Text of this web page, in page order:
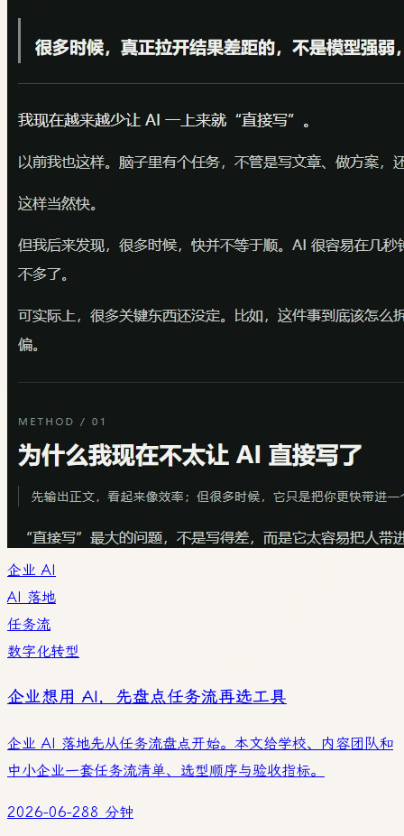
企业 AI
AI 落地
任务流
数字化转型
企业想用 AI，先盘点任务流再选工具
企业 AI 落地先从任务流盘点开始。本文给学校、内容团队和
中小企业一套任务流清单、选型顺序与验收指标。
2026-06-288 分钟